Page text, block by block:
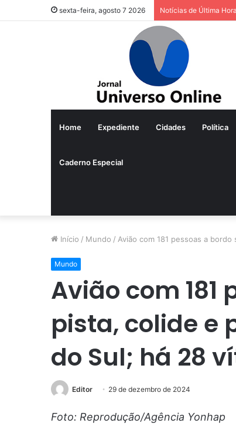
sexta-feira, agosto 7 2026 Notícias de Última Hora
Home Expediente Cidades Política
Caderno Especial
Início / Mundo / Avião com 181 pessoas a
Mundo
Avião com 181
pista, colide e
do Sul; há 28
Editor 29 de dezembro de 2024
Foto: Reprodução/Agência Yonhap